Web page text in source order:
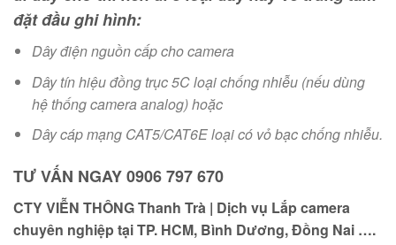
đặt đầu ghi hình:
Dây điện nguồn cấp cho camera
Dây tín hiệu đồng trục 5C loại chống nhiễu (nếu dùng
hệ thống camera analog) hoặc
Dây cáp mạng CAT5/CAT6E loại có vỏ bạc chống nhiễu.
TƯ VẤN NGAY 0906 797 670
CTY VIỄN THÔNG Thanh Trà | Dịch vụ Lắp camera
chuyên nghiệp tại TP. HCM, Bình Dương, Đồng Nai ….